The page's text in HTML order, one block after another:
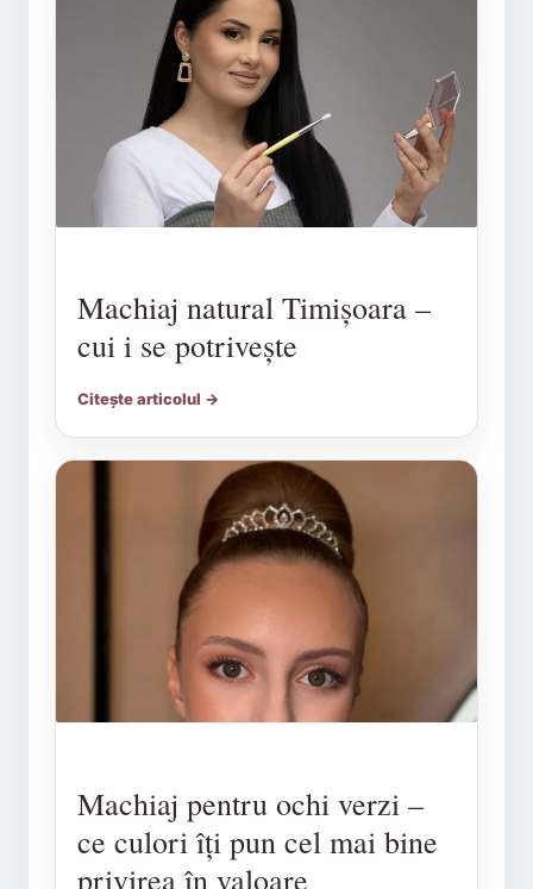
Machiaj natural Timișoara –
cui i se potrivește
Citește articolul →
Machiaj pentru ochi verzi –
ce culori îți pun cel mai bine
privirea în valoare